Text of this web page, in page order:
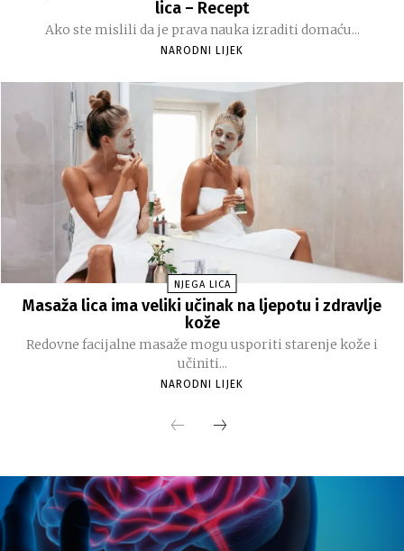
lica – Recept
Ako ste mislili da je prava nauka izraditi domaću...
NARODNI LIJEK
NJEGA LICA
Masaža lica ima veliki učinak na ljepotu i zdravlje
kože
Redovne facijalne masaže mogu usporiti starenje kože i
učiniti...
NARODNI LIJEK